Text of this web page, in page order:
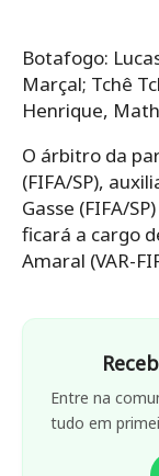
Botafogo:
Marçal; Tchê
Henrique,
O árbitro da
(FIFA/SP),
Gasse (FIFA/
ficará a cargo
Amaral (VAR-
Entre na
tudo em